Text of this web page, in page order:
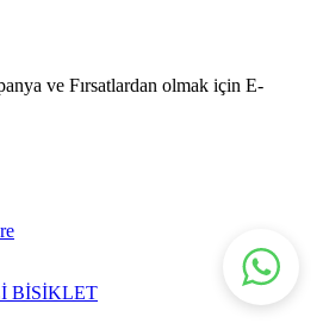
ve Fırsatlardan olmak için E-
BİSİKLET